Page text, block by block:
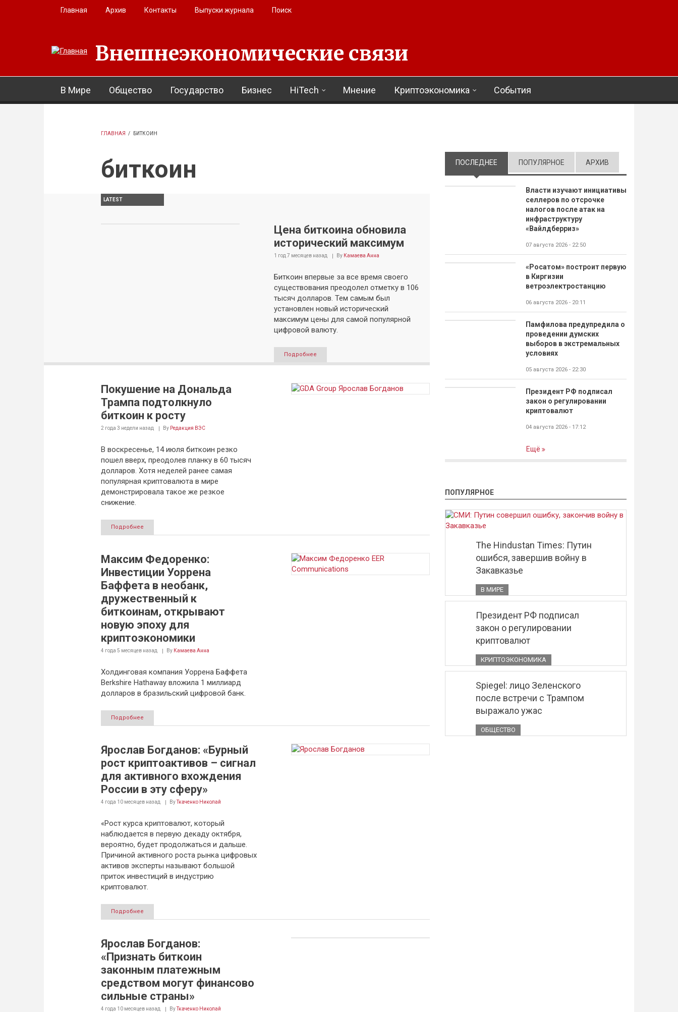
Перейти к основному содержанию
Главная Архив Контакты Выпуски журнала Поиск
Внешнеэкономические связи
В Мире Общество Государство Бизнес HiTech Мнение Криптоэкономика События
ГЛАВНАЯ / БИТКОИН
биткоин
LATEST
Цена биткоина обновила
исторический максимум
1 год 7 месяцевназад By Камаева Анна
Биткоин впервые за все время своего
существования преодолел отметку в 106
тысяч долларов. Тем самым был
установлен новый исторический
максимум цены для самой популярной
цифровой валюту.
Подробнее
Покушение на Дональда
Трампа подтолкнуло
биткоин к росту
2 года 3 недели назад By Редакция ВЭС
В воскресенье, 14 июля биткоин резко
пошел вверх, преодолев планку в 60 тысяч
долларов. Хотя неделей ранее самая
популярная криптовалюта в мире
демонстрировала такое же резкое
снижение.
Подробнее
Максим Федоренко:
Инвестиции Уоррена
Баффета в необанк,
дружественный к
биткоинам, открывают
новую эпоху для
криптоэкономики
4 года 5 месяцевназад By Камаева Анна
Холдинговая компания Уоррена Баффета
Berkshire Hathaway вложила 1 миллиард
долларов в бразильский цифровой банк.
Подробнее
Ярослав Богданов: «Бурный
рост криптоактивов – сигнал
для активного вхождения
России в эту сферу»
4 года 10 месяцевназад ByТкаченко Николай
«Рост курса криптовалют, который
наблюдается в первую декаду октября,
вероятно, будет продолжаться и дальше.
Причиной активного роста рынка цифровых
активов эксперты называют большой
приток инвестиций в индустрию
криптовалют.
Подробнее
Ярослав Богданов:
«Признать биткоин
законным платежным
средством могут финансово
сильные страны»
4 года 10 месяцевназад ByТкаченко Николай
ПОСЛЕДНЕЕ (АКТИВНАЯ ВКЛАДКА)
ПОПУЛЯРНОЕ АРХИВ
Власти изучают инициативы
селлеров по отсрочке
налогов после атак на
инфраструктуру
«Вайлдберриз»
07 августа 2026 - 22:50
«Росатом» построит первую
в Киргизии
ветроэлектростанцию
06 августа 2026 - 20:11
Памфилова предупредила о
проведении думских
выборов в экстремальных
условиях
05 августа 2026 - 22:30
Президент РФ подписал
закон о регулировании
криптовалют
04 августа 2026 - 17:12
Ещё
ПОПУЛЯРНОЕ
The Hindustan Times: Путин
ошибся, завершив войну в
Закавказье
В МИРЕ
Президент РФ подписал
закон о регулировании
криптовалют
КРИПТОЭКОНОМИКА
Spiegel: лицо Зеленского
после встречи с Трампом
выражало ужас
ОБЩЕСТВО